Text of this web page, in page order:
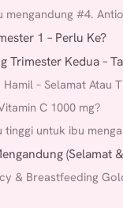
mengandung #4.
1 – Perlu Ke?
Trimester Kedua –
– Selamat Atau
C 1000 mg?
untuk ibu
(Selamat
& Breastfeeding